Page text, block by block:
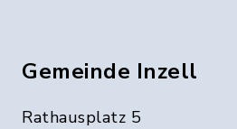
Gemeinde Inzell
Rathausplatz 5